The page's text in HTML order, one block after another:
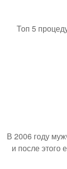
Топ 5
В 2006 году
и после этого